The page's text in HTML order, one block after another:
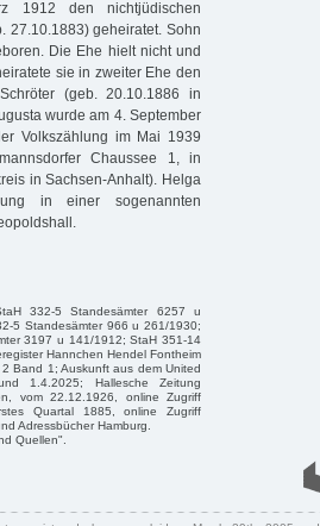
1912 den nichtjüdischen
27.10.1883) geheiratet. Sohn
Die Ehe hielt nicht und
sie in zweiter Ehe den
(geb. 20.10.1886 in
wurde am 4. September
Volkszählung im Mai 1939
Chaussee 1, in
in Sachsen-Anhalt). Helga
in einer sogenannten
332-5 Standesämter 6257 u
5 Standesämter 966 u 261/1930;
3197 u 141/1912; StaH 351-14
Hannchen Hendel Fontheim
Band 1; Auskunft aus dem United
1.4.2025; Hallesche Zeitung
vom 22.12.1926, online Zugriff
Quartal 1885, online Zugriff
Adressbücher Hamburg.
Quellen".